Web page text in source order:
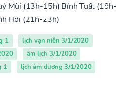
Mùi (13h-15h) Bính Tuất (19h-
Hợi (21h-23h)
1
lịch vạn niên 3/1/2020
âm lịch 3/1/2020
1
lịch âm dương 3/1/2020